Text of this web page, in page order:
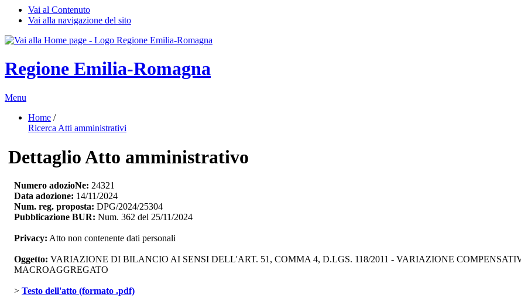
Vai al Contenuto
Vai alla navigazione del sito
Regione Emilia-Romagna
Menu
Home /
Ricerca Atti amministrativi
Dettaglio Atto amministrativo
Numero adozioNe: 24321
Data adozione: 14/11/2024
Num. reg. proposta: DPG/2024/25304
Pubblicazione BUR: Num. 362 del 25/11/2024
Privacy: Atto non contenente dati personali
Oggetto: VARIAZIONE DI BILANCIO AI SENSI DELL'ART. 51, COMMA 4, D.LGS. 118/2011 - VARIAZIONE
MACROAGGREGATO
> Testo dell'atto (formato .pdf)